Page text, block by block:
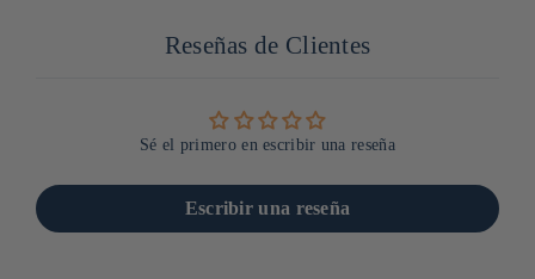
Reseñas de Clientes
Sé el primero en escribir una reseña
Escribir una reseña